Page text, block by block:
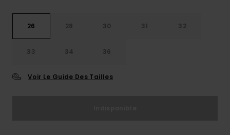
26 28 30 31 32
33 34 36
Voir Le Guide Des Tailles